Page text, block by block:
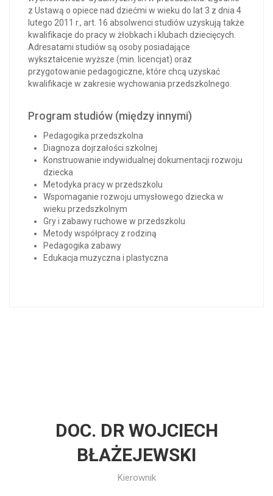
z Ustawą o opiece nad dziećmi w wieku do lat 3 z dnia 4
lutego 2011 r., art. 16 absolwenci studiów uzyskują także
kwalifikacje do pracy w żłobkach i klubach dziecięcych.
Adresatami studiów są osoby posiadające
wykształcenie wyższe (min. licencjat) oraz
przygotowanie pedagogiczne, które chcą uzyskać
kwalifikacje w zakresie wychowania przedszkolnego.
Program studiów (między innymi)
Pedagogika przedszkolna
Diagnoza dojrzałości szkolnej
Konstruowanie indywidualnej dokumentacji rozwoju
dziecka
Metodyka pracy w przedszkolu
Wspomaganie rozwoju umysłowego dziecka w
wieku przedszkolnym
Gry i zabawy ruchowe w przedszkolu
Metody współpracy z rodziną
Pedagogika zabawy
Edukacja muzyczna i plastyczna
DOC. DR WOJCIECH
BŁAŻEJEWSKI
Kierownik